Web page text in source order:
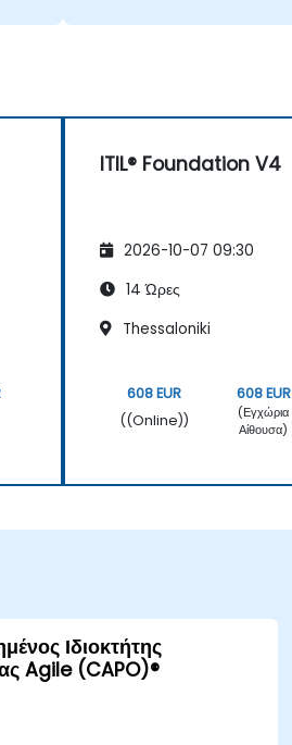
ITIL® Foundation V4
2026-10-07 09:30
14 Ώρες
Thessaloniki
608 EUR
((Online))
608 EUR
(Εγχώρια
Αίθουσα)
Ιδιοκτήτης
Agile (CAPO)®